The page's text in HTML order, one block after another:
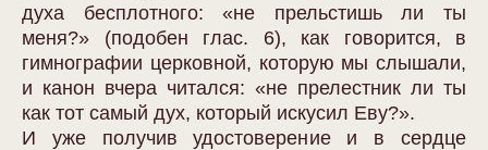
духа бесплотного: «не прельстишь ли ты
меня?» (подобен глас. 6), как говорится, в
гимнографии церковной, которую мы слышали,
и канон вчера читался: «не прелестник ли ты
как тот самый дух, который искусил Еву?».
И уже получив удостоверение и в сердце